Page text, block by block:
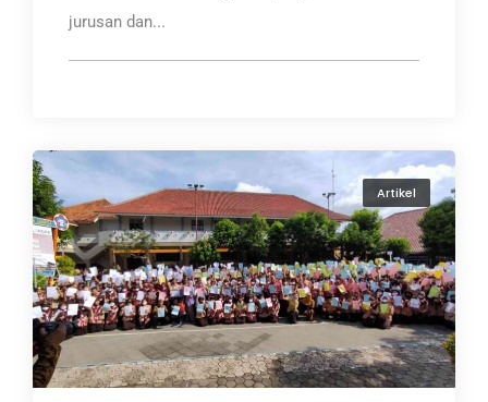
jurusan dan...
Artikel